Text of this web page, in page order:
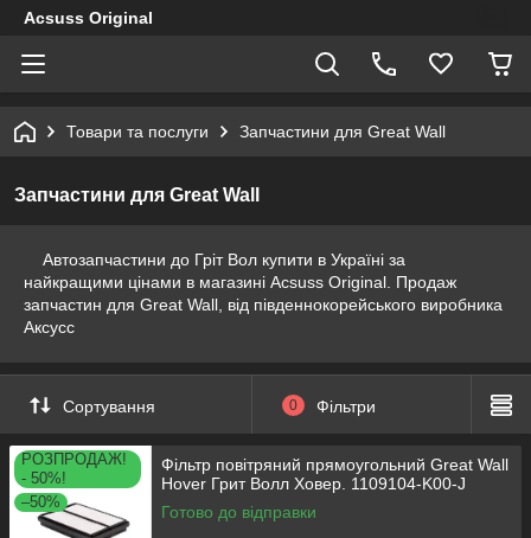
Acsuss Original
Товари та послуги Запчастини для Great Wall
Запчастини для Great Wall
Автозапчастини до Гріт Вол купити в Україні за
найкращими цінами в магазині Acsuss Original. Продаж
запчастин для Great Wall, від південнокорейського виробника
Аксусс
Сортування 0 Фільтри
РОЗПРОДАЖ!
- 50%!
–50%
Фільтр повітряний прямоугольний Great Wall
Hover Грит Волл Ховер. 1109104-K00-J
Готово до відправки